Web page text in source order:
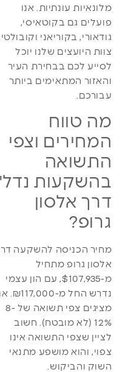
מלונאיות עונתיות. אנו
פועלים גם בקוטאיסי,
גודאורי, בקוריאני
צוות היועצים שלנו יוכל
לסייע לכם בבחירת העיר
והאזור המתאימים ביותר
עבורכם.
מה טווח
המחירים וצפי
התשואה
בהשקעות
דרך אלסון
גרופ?
מחיר הכניסה להשקעה
אלסון גרופ מתחיל
מ-$107,935, עם הון עצמי
נדרש החל מ-
מציגים צפי תשואה של 8-
12% (לא מובטח). חשוב
לציין שצפי התשואה אינו
צפוי, והוא מושפע מתנאי
השוק והביקוש.